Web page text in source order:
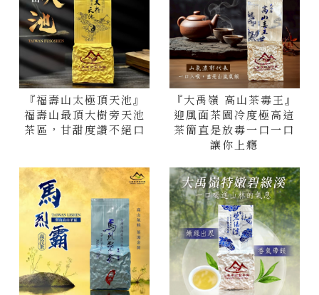
『福壽山太極頂天池』
福壽山最頂大樹旁天池
茶區，甘甜度讚不絕口
『大禹嶺 高山茶毒王』
迎風面茶園冷度極高這
茶簡直是放毒一口一口
讓你上癮